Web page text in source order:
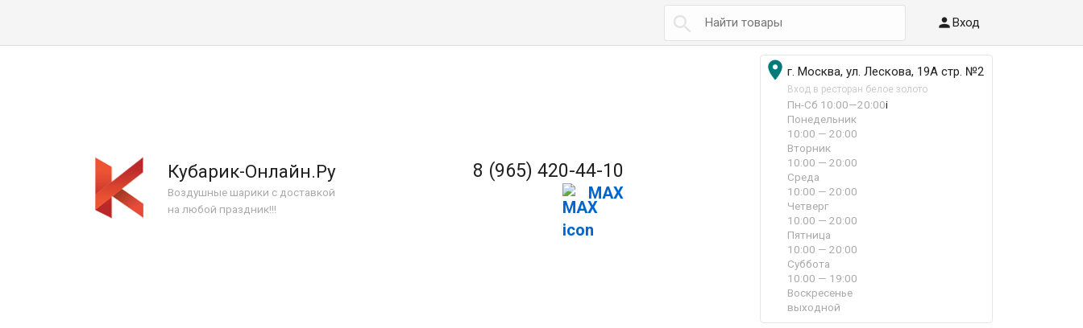
 Вход
Кубарик-Онлайн.Ру
Воздушные шарики с доставкой
на любой праздник!!!
8 (965) 420-44-10
MAX
 г. Москва, ул. Лескова, 19А стр. №2
Вход в ресторан белое золото
Пн-Сб 10:00—20:00i
Понедельник
10:00 — 20:00
Вторник
10:00 — 20:00
Среда
10:00 — 20:00
Четверг
10:00 — 20:00
Пятница
10:00 — 20:00
Суббота
10:00 — 19:00
Воскресенье
выходной